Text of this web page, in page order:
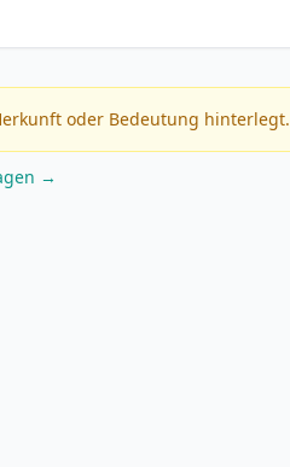
oder Bedeutung hinterlegt.
→